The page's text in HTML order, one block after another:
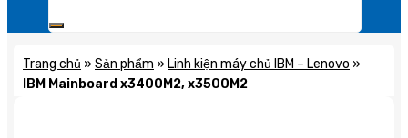
Trang chủ » Sản phẩm » Linh kiện máy chủ IBM – Lenovo »
IBM Mainboard x3400M2, x3500M2